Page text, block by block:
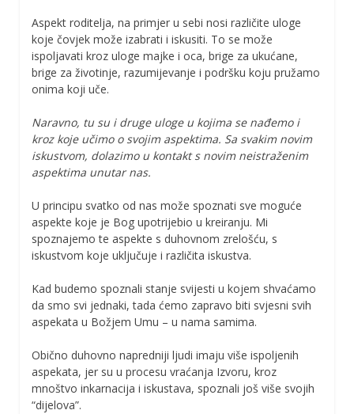
Aspekt roditelja, na primjer u sebi nosi različite uloge
koje čovjek može izabrati i iskusiti. To se može
ispoljavati kroz uloge majke i oca, brige za ukućane,
brige za životinje, razumijevanje i podršku koju pružamo
onima koji uče.
Naravno, tu su i druge uloge u kojima se nađemo i
kroz koje učimo o svojim aspektima. Sa svakim novim
iskustvom, dolazimo u kontakt s novim neistraženim
aspektima unutar nas.
U principu svatko od nas može spoznati sve moguće
aspekte koje je Bog upotrijebio u kreiranju. Mi
spoznajemo te aspekte s duhovnom zrelošću, s
iskustvom koje uključuje i različita iskustva.
Kad budemo spoznali stanje svijesti u kojem shvaćamo
da smo svi jednaki, tada ćemo zapravo biti svjesni svih
aspekata u Božjem Umu – u nama samima.
Obično duhovno napredniji ljudi imaju više ispoljenih
aspekata, jer su u procesu vraćanja Izvoru, kroz
mnoštvo inkarnacija i iskustava, spoznali još više svojih
“dijelova”.